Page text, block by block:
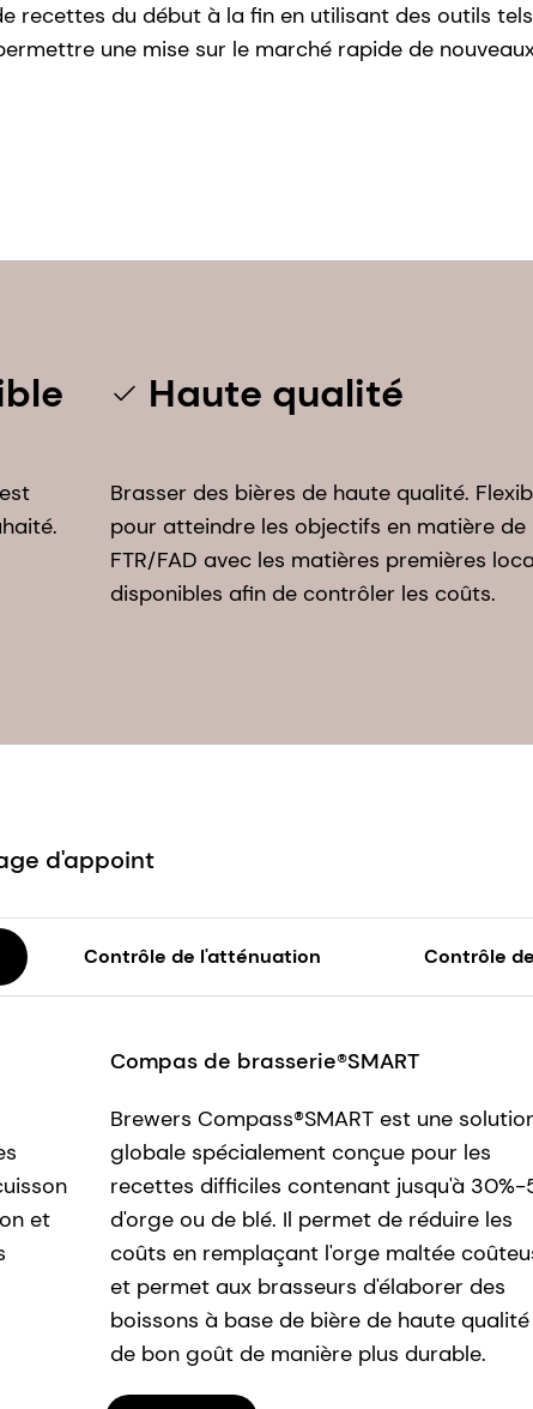
recettes du début à la fin en utilisant des outils
une mise sur le marché rapide de
Haute qualité
Brasser des bières de haute qualité.
pour atteindre les objectifs en matière de
FTR/FAD avec les matières premières
disponibles afin de contrôler les coûts.
d'appoint
Contrôle de l'atténuation Contrôle
et
Compas de brasserie®SMART
Brewers Compass®SMART est une
globale spécialement conçue pour les
recettes difficiles contenant jusqu'à 30%-
d'orge ou de blé. Il permet de réduire les
coûts en remplaçant l'orge maltée
et permet aux brasseurs d'élaborer des
boissons à base de bière de haute
de bon goût de manière plus durable.